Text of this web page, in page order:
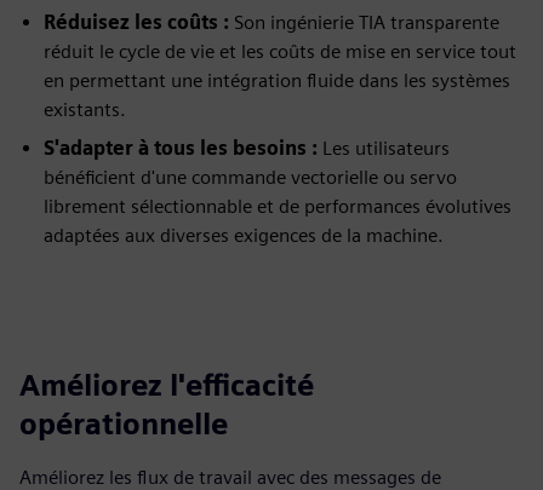
Réduisez les coûts : Son ingénierie TIA transparente
réduit le cycle de vie et les coûts de mise en service tout
en permettant une intégration fluide dans les systèmes
existants.
S'adapter à tous les besoins : Les utilisateurs
bénéficient d'une commande vectorielle ou servo
librement sélectionnable et de performances évolutives
adaptées aux diverses exigences de la machine.
Améliorez l'efficacité
opérationnelle
Améliorez les flux de travail avec des messages de